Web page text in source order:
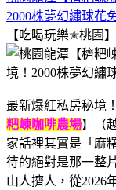
2000株夢幻繡球花
【吃喝玩樂✭桃園】
最新爆紅私房秘境
粑崠咖啡農場】（
家話裡其實是「麻
待的絕對是那一整
山人擠人，從2026